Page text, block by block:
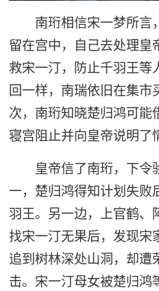
南珩相信宋一梦所言
留在宫中，自己去处理皇
救宋一汀，防止千羽王等
回一样，南瑞依旧在集
次，南珩知晓楚归鸿可能
寝宫阻止并向皇帝说明了
皇帝信了南珩，下令
一，楚归鸿得知计划失败
羽王。另一边，上官鹤、
找宋一汀无果后，发现宋
追到树林深处山洞，却遭
击。宋一汀母女被楚归鸿